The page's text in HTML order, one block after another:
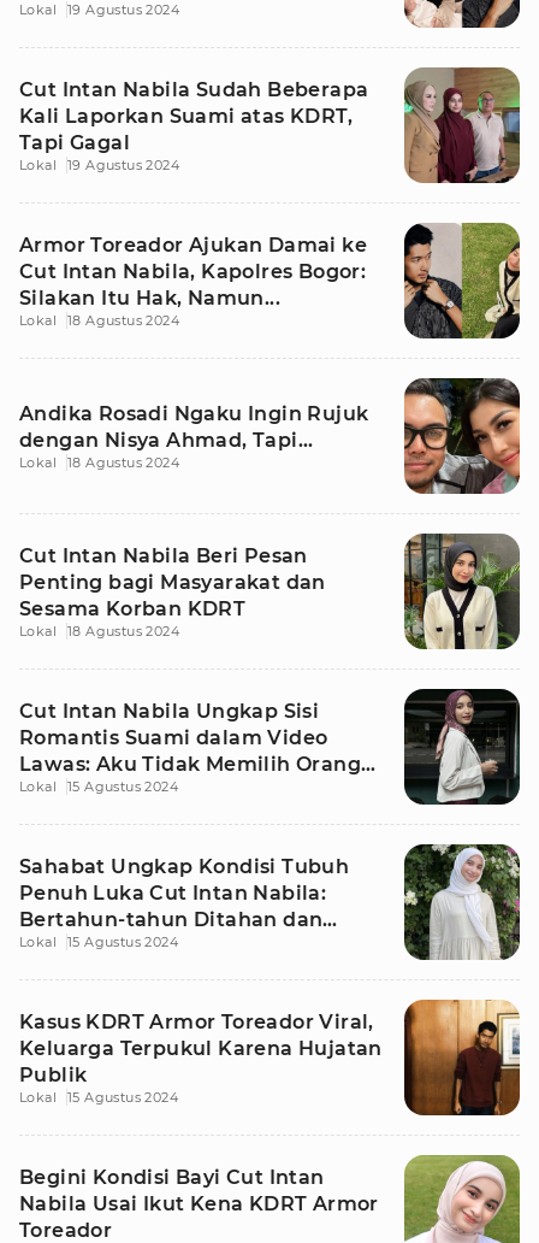
Lokal 19 Agustus 2024
Cut Intan Nabila Sudah Beberapa
Kali Laporkan Suami atas KDRT,
Tapi Gagal
Lokal 19 Agustus 2024
Armor Toreador Ajukan Damai ke
Cut Intan Nabila, Kapolres Bogor:
Silakan Itu Hak, Namun...
Lokal 18 Agustus 2024
Andika Rosadi Ngaku Ingin Rujuk
dengan Nisya Ahmad, Tapi...
Lokal 18 Agustus 2024
Cut Intan Nabila Beri Pesan
Penting bagi Masyarakat dan
Sesama Korban KDRT
Lokal 18 Agustus 2024
Cut Intan Nabila Ungkap Sisi
Romantis Suami dalam Video
Lawas: Aku Tidak Memilih Orang
yang Salah
Lokal 15 Agustus 2024
Sahabat Ungkap Kondisi Tubuh
Penuh Luka Cut Intan Nabila:
Bertahun-tahun Ditahan dan
Ditoleransi
Lokal 15 Agustus 2024
Kasus KDRT Armor Toreador Viral,
Keluarga Terpukul Karena Hujatan
Publik
Lokal 15 Agustus 2024
Begini Kondisi Bayi Cut Intan
Nabila Usai Ikut Kena KDRT Armor
Toreador